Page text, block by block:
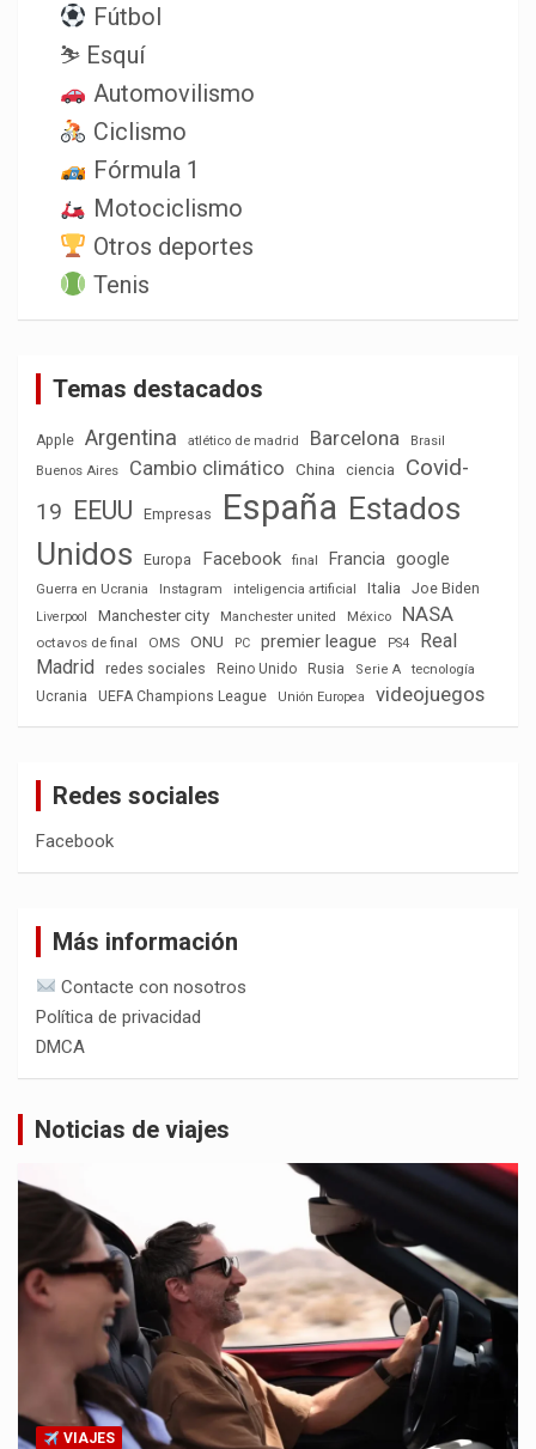
Fútbol
⛷️ Esquí
Automovilismo
Ciclismo
Fórmula 1
Motociclismo
Otros deportes
Tenis
Temas destacados
Apple Argentina atlético de madrid Barcelona
Brasil
Buenos Aires
Cambio climático China ciencia
Covid-
19 EEUU Empresas España Estados
Unidos
Europa Facebook final Francia google
Guerra en Ucrania Instagram inteligencia artificial Italia Joe Biden
Liverpool Manchester city Manchester united México NASA
octavos de final OMS ONU PC premier league PS4
Real
Madrid
redes sociales Reino Unido Rusia Serie A
tecnología
Ucrania
UEFA Champions League Unión Europea videojuegos
Redes sociales
Facebook
Más información
Contacte con nosotros
Política de privacidad
DMCA
Noticias de viajes
VIAJES